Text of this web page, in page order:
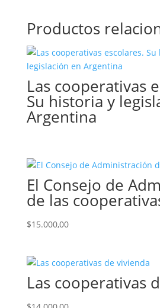
Productos
Las cooperativas
Su historia y
Argentina
El Consejo de
de las
$15.000,00
Las cooperativas